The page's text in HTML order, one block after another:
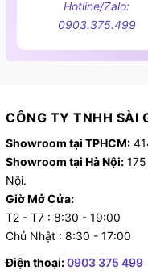
538.01.421:
Hotline/Zalo:
0903.375.499
CÔNG TY TNHH SÀI
Showroom tại TPHCM:
Showroom tại Hà Nội:
Nội.
Giờ Mở Cửa:
T2 - T7 : 8:30 - 19:00
Chủ Nhật : 8:30 - 17:00
Điện thoại:0903 375 499